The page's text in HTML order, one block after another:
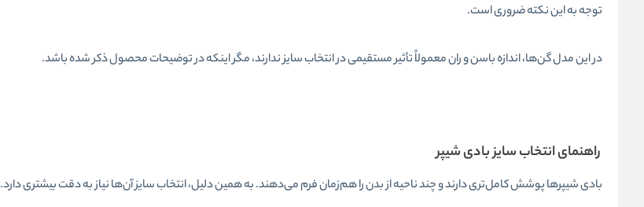
توجه به این نکته ضروری است.
در این مدل گن‌ها، اندازه باسن و ران معمولاً تأثیر مستقیمی در انتخاب سایز ندارند، مگر اینکه در توضیحات محصول ذکر شده باشد.
راهنمای انتخاب سایز بادی شیپر
بادی شیپرها پوشش کامل‌تری دارند و چند ناحیه از بدن را هم‌زمان فرم می‌دهند. به همین دلیل، انتخاب سایز آن‌ها نیاز به دقت بیشتری دارد.